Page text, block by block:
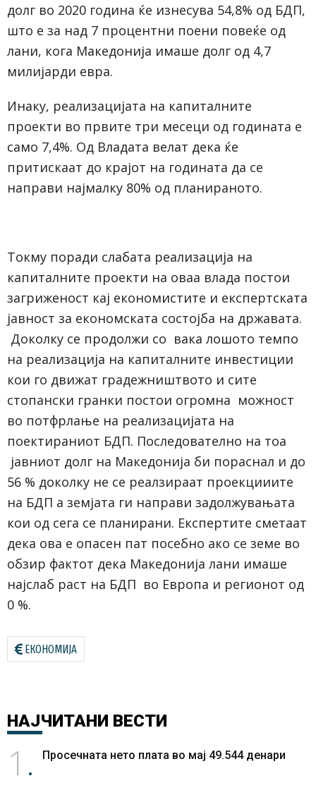
долг во 2020 година ќе изнесува 54,8% од БДП,
што е за над 7 процентни поени повеќе од
лани, кога Македонија имаше долг од 4,7
милијарди евра.
Инаку, реализацијата на капиталните
проекти во првите три месеци од годината е
само 7,4%. Од Владата велат дека ќе
притискаат до крајот на годината да се
направи најмалку 80% од планираното.
Токму поради слабата реализација на
капиталните проекти на оваа влада постои
загриженост кај економистите и експертската
јавност за економската состојба на државата.
Доколку се продолжи со вака лошото темпо
на реализација на капиталните инвестиции
кои го движат градежништвото и сите
стопански гранки постои огромна можност
во потфрлање на реализацијата на
поектираниот БДП. Последователно на тоа
јавниот долг на Македонија би пораснал и до
56 % доколку не се реалзираат проекцииите
на БДП а земјата ги направи задолжувањата
кои од сега се планирани. Експертите сметаат
дека ова е опасен пат посебно ако се земе во
обзир фактот дека Македонија лани имаше
најслаб раст на БДП во Европа и регионот од
0 %.
ЕКОНОМИЈА
НАЈЧИТАНИ ВЕСТИ
1 Просечната нето плата во мај 49.544 денари